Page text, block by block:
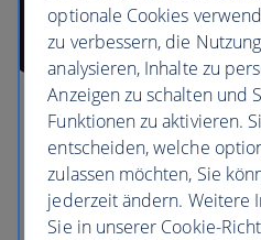
optionale Cookies
zu verbessern, die
analysieren, Inhalte zu
Anzeigen zu schalten und
Funktionen zu aktivieren.
entscheiden, welche
zulassen möchten, Sie
jederzeit ändern. Weitere
Sie in unserer Cookie-